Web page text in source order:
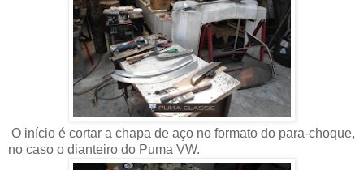
O início é cortar a chapa de aço no formato do para-choque,
no caso o dianteiro do Puma VW.